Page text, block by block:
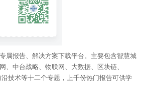
属报告、解决方案下载平台。主要包含智慧城
、中台战略、物联网、大数据、区块链、
技术等十二个专题，上千份热门报告可供学